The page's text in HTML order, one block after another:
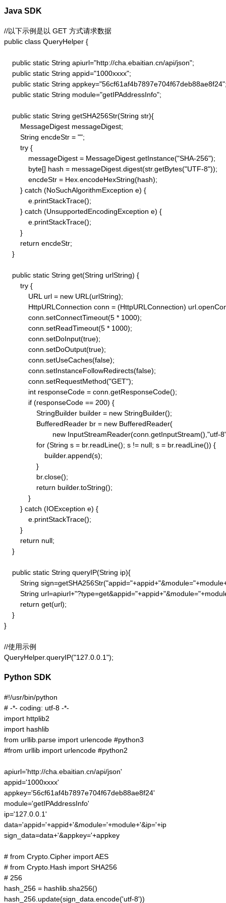
Java SDK
//以下示例是以 GET 方式请求数据
public class QueryHelper {
    public static String apiurl="http://cha.ebaitian.cn/api/json";
    public static String appid="1000xxxx";
public static String
    public static String module="getIPAddressInfo";
    public static String getSHA256Str(String str){
        MessageDigest messageDigest;
        String encdeStr = "";
        try {
            messageDigest = MessageDigest.getInstance("SHA-256");
            byte[] hash = messageDigest.digest(str.getBytes("UTF-8"));
            encdeStr = Hex.encodeHexString(hash);
        } catch (NoSuchAlgorithmException e) {
            e.printStackTrace();
        } catch (UnsupportedEncodingException e) {
            e.printStackTrace();
        }
        return encdeStr;
    }
    public static String get(String urlString) {
        try {
            URL url = new URL(urlString);
HttpURLConnection conn = (HttpURLConnection)
            conn.setConnectTimeout(5 * 1000);
            conn.setReadTimeout(5 * 1000);
            conn.setDoInput(true);
            conn.setDoOutput(true);
            conn.setUseCaches(false);
            conn.setInstanceFollowRedirects(false);
            conn.setRequestMethod("GET");
            int responseCode = conn.getResponseCode();
            if (responseCode == 200) {
                StringBuilder builder = new StringBuilder();
                BufferedReader br = new BufferedReader(
new InputStreamReader(conn.getInputStream(),"utf-
                for (String s = br.readLine(); s != null; s = br.readLine()) {
                    builder.append(s);
                }
                br.close();
                return builder.toString();
            }
        } catch (IOException e) {
            e.printStackTrace();
        }
        return null;
    }
    public static String queryIP(String ip){
String
String
        return get(url);
    }
}
//使用示例
QueryHelper.queryIP("127.0.0.1");
Python SDK
#!/usr/bin/python
# -*- coding: utf-8 -*-
import httplib2
import hashlib
from urllib.parse import urlencode #python3
#from urllib import urlencode #python2
apiurl='http://cha.ebaitian.cn/api/json'
appid='1000xxxx'
appkey='56cf61af4b7897e704f67deb88ae8f24'
module='getIPAddressInfo'
ip='127.0.0.1'
data='appid='+appid+'&module='+module+'&ip='+ip
sign_data=data+'&appkey='+appkey
# from Crypto.Cipher import AES
# from Crypto.Hash import SHA256
# 256
hash_256 = hashlib.sha256()
hash_256.update(sign_data.encode('utf-8'))